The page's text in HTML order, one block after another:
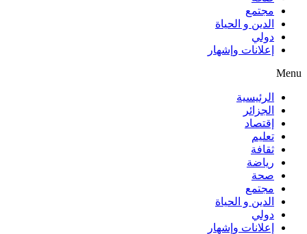
مجتمع
الدين و الحياة
دولي
إعلانات وإشهار
Menu
الرئيسية
الجزائر
إقتصاد
تعليم
ثقافة
رياضة
صحة
مجتمع
الدين و الحياة
دولي
إعلانات وإشهار